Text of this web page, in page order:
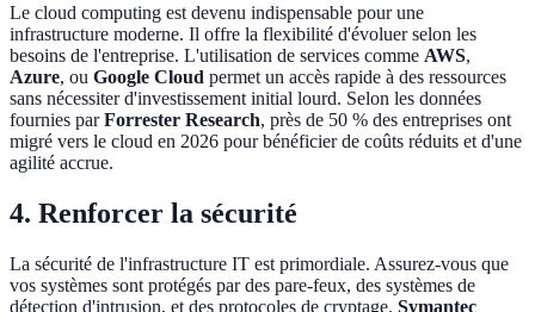
Le cloud computing est devenu indispensable pour une
infrastructure moderne. Il offre la flexibilité d'évoluer selon les
besoins de l'entreprise. L'utilisation de services comme AWS,
Azure, ou Google Cloud permet un accès rapide à des ressources
sans nécessiter d'investissement initial lourd. Selon les données
fournies parForrester Research, près de 50 % des entreprises ont
migré vers le cloud en 2026 pour bénéficier de coûts réduits et d'une
agilité accrue.
4. Renforcer la sécurité
La sécurité de l'infrastructure IT est primordiale. Assurez-vous que
vos systèmes sont protégés par des pare-feux, des systèmes de
détection d'intrusion, et des protocoles de cryptage. Symantec